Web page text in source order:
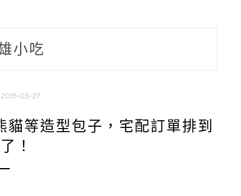
小吃
2015-03-27
等造型包子，宅配訂單排到
！